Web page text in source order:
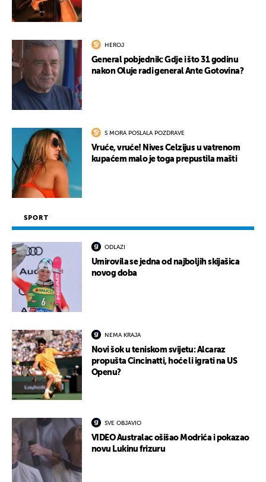
HEROJ
General pobjednik: Gdje i što 31 godinu
nakon Oluje radi general Ante Gotovina?
S MORA POSLALA POZDRAVE
Vruće, vruće! Nives Celzijus u vatrenom
kupaćem malo je toga prepustila mašti
SPORT
ODLAZI
Umirovila se jedna od najboljih skijašica
novog doba
NEMA KRAJA
Novi šok u teniskom svijetu: Alcaraz
propušta Cincinatti, hoće li igrati na US
Openu?
SVE OBJAVIO
VIDEO Australac ošišao Modrića i pokazao
novu Lukinu frizuru